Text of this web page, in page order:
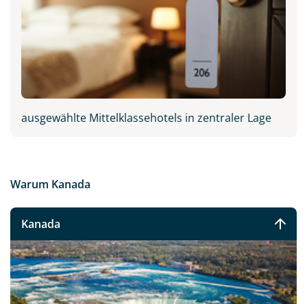
ausgewählte Mittelklassehotels in zentraler Lage
Warum Kanada
Kanada